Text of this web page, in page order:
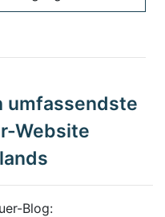
umfassendste
Website
Blog: